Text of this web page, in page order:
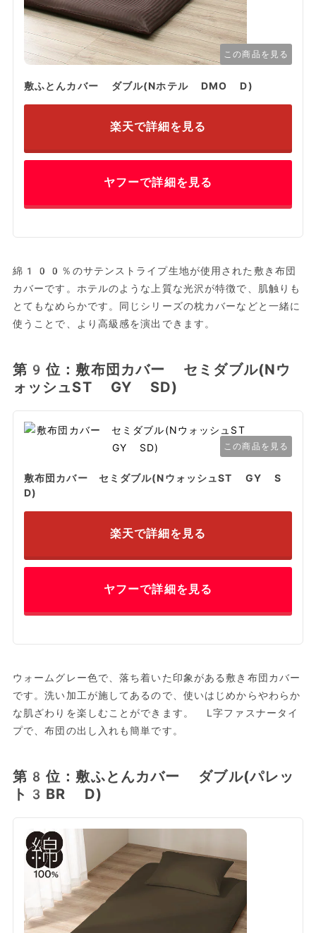
この商品を見る
敷ふとんカバー ダブル(Nホテル DMO D)
楽天で詳細を見る
ヤフーで詳細を見る
綿100％のサテンストライプ生地が使用された敷き布団
カバーです。ホテルのような上質な光沢が特徴で、肌触りも
とてもなめらかです。同じシリーズの枕カバーなどと一緒に
使うことで、より高級感を演出できます。
第9位：敷布団カバー セミダブル(Nウ
ォッシュST GY SD)
この商品を見る
敷布団カバー セミダブル(NウォッシュST GY S
D)
楽天で詳細を見る
ヤフーで詳細を見る
ウォームグレー色で、落ち着いた印象がある敷き布団カバー
です。洗い加工が施してあるので、使いはじめからやわらか
な肌ざわりを楽しむことができます。 L字ファスナータイ
プで、布団の出し入れも簡単です。
第8位：敷ふとんカバー ダブル(パレッ
ト3BR D)